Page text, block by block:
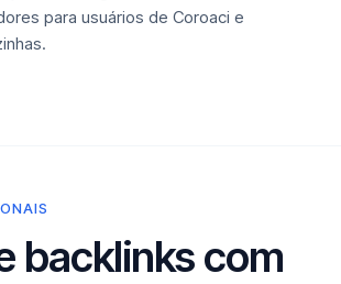
para usuários de Coroaci e
backlinks com